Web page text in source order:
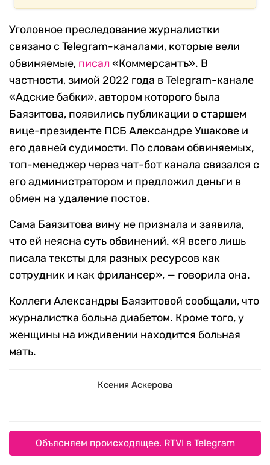
Уголовное преследование журналистки
связано с Telegram-каналами, которые вели
обвиняемые, писал «Коммерсантъ». В
частности, зимой 2022 года в Telegram-канале
«Адские бабки», автором которого была
Баязитова, появились публикации о старшем
вице-президенте ПСБ Александре Ушакове и
его давней судимости. По словам обвиняемых,
топ-менеджер через чат-бот канала связался с
его администратором и предложил деньги в
обмен на удаление постов.
Сама Баязитова вину не признала и заявила,
что ей неясна суть обвинений. «Я всего лишь
писала тексты для разных ресурсов как
сотрудник и как фрилансер», — говорила она.
Коллеги Александры Баязитовой сообщали, что
журналистка больна диабетом. Кроме того, у
женщины на иждивении находится больная
мать.
Ксения Аскерова
Объясняем происходящее. RTVI в Telegram